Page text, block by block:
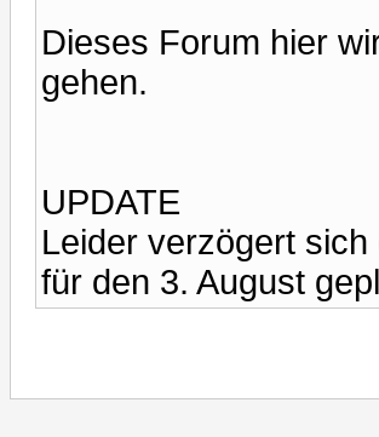
Dieses Forum hier
gehen.
UPDATE
Leider verzögert
für den 3. August